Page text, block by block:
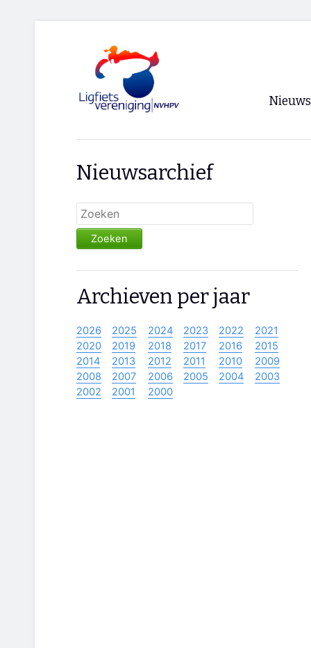
Nieuws
Nieuwsarchief
Zoeken
Archieven per jaar
2026 2025 2024 2023 2022
2021
2020
2019 2018 2017 2016
2015
2014
2013 2012 2011 2010
2009
2008
2007 2006 2005 2004
2003
2002
2001 2000